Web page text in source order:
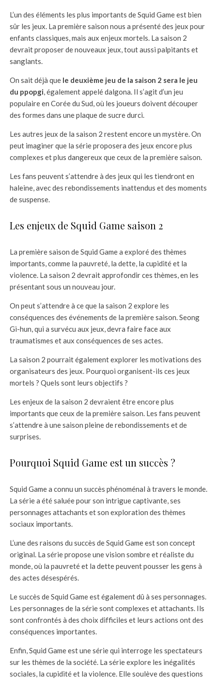
L’un des éléments les plus importants de Squid Game est bien
sûr les jeux. La première saison nous a présenté des jeux pour
enfants classiques, mais aux enjeux mortels. La saison 2
devrait proposer de nouveaux jeux, tout aussi palpitants et
sanglants.
On sait déjà que le deuxième jeu de la saison 2 sera le jeu
du ppopgi, également appelé dalgona. Il s’agit d’un jeu
populaire en Corée du Sud, où les joueurs doivent découper
des formes dans une plaque de sucre durci.
Les autres jeux de la saison 2 restent encore un mystère. On
peut imaginer que la série proposera des jeux encore plus
complexes et plus dangereux que ceux de la première saison.
Les fans peuvent s’attendre à des jeux qui les tiendront en
haleine, avec des rebondissements inattendus et des moments
de suspense.
Les enjeux de Squid Game saison 2
La première saison de Squid Game a exploré des thèmes
importants, comme la pauvreté, la dette, la cupidité et la
violence. La saison 2 devrait approfondir ces thèmes, en les
présentant sous un nouveau jour.
On peut s’attendre à ce que la saison 2 explore les
conséquences des événements de la première saison. Seong
Gi-hun, qui a survécu aux jeux, devra faire face aux
traumatismes et aux conséquences de ses actes.
La saison 2 pourrait également explorer les motivations des
organisateurs des jeux. Pourquoi organisent-ils ces jeux
mortels ? Quels sont leurs objectifs ?
Les enjeux de la saison 2 devraient être encore plus
importants que ceux de la première saison. Les fans peuvent
s’attendre à une saison pleine de rebondissements et de
surprises.
Pourquoi Squid Game est un succès ?
Squid Game a connu un succès phénoménal à travers le monde.
La série a été saluée pour son intrigue captivante, ses
personnages attachants et son exploration des thèmes
sociaux importants.
L’une des raisons du succès de Squid Game est son concept
original. La série propose une vision sombre et réaliste du
monde, où la pauvreté et la dette peuvent pousser les gens à
des actes désespérés.
Le succès de Squid Game est également dû à ses personnages.
Les personnages de la série sont complexes et attachants. Ils
sont confrontés à des choix difficiles et leurs actions ont des
conséquences importantes.
Enfin, Squid Game est une série qui interroge les spectateurs
sur les thèmes de la société. La série explore les inégalités
sociales, la cupidité et la violence. Elle soulève des questions